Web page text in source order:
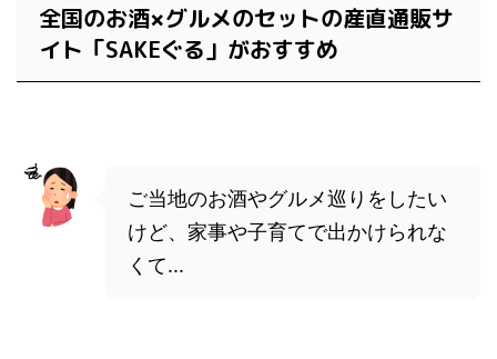
全国のお酒×グルメのセットの産直通販サ
イト「SAKEぐる」がおすすめ
ご当地のお酒やグルメ巡りをしたい
けど、家事や子育てで出かけられな
くて...